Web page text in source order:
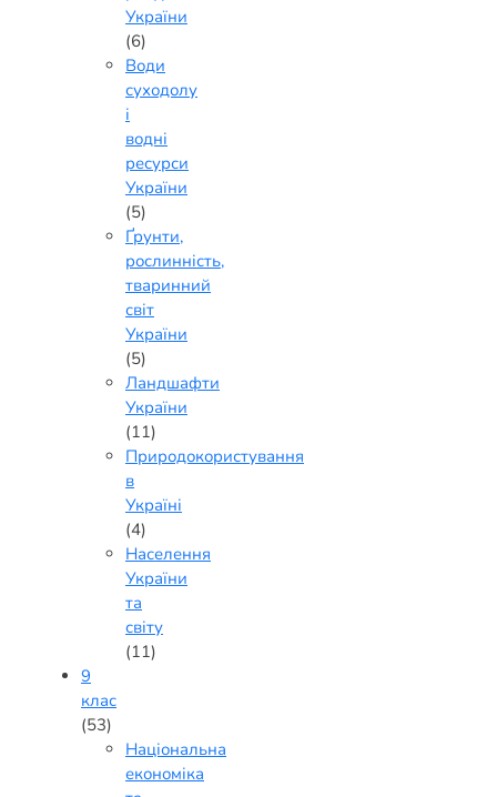
України
(6)
Води
суходолу
і
водні
ресурси
України
(5)
Ґрунти,
рослинність,
тваринний
світ
України
(5)
Ландшафти
України
(11)
Природокористування
в
Україні
(4)
Населення
України
та
світу
(11)
9
клас
(53)
Національна
економіка